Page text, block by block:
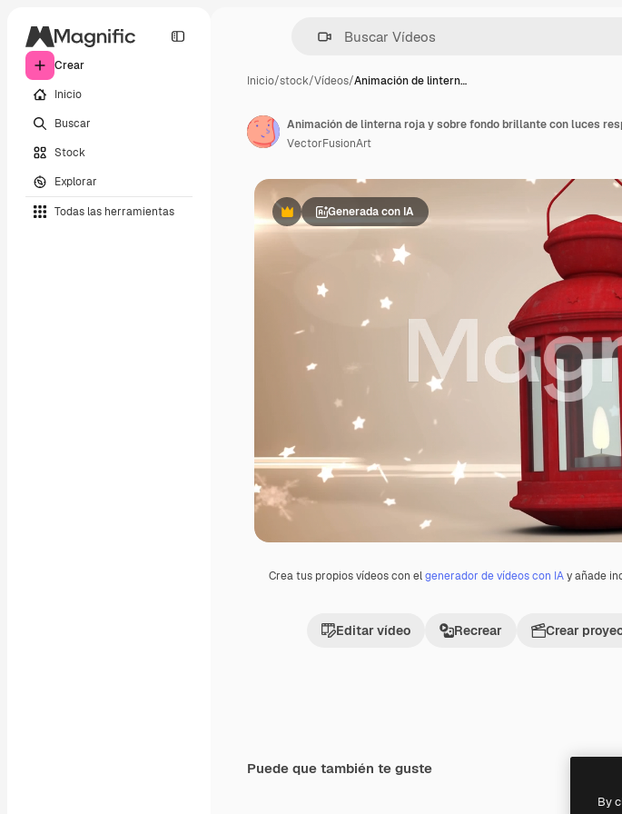
Crear
Inicio
Buscar
Stock
Explorar
Todas las herramientas
Inicio/stock/Vídeos/Animación de lintern…
PremiumGenerada con IA
Crea tus propios vídeos con elgenerador de vídeos con IAy añade
Editar vídeo Recrear Crear
Animación de linterna roja y sobre fondo brillante con luces
VectorFusionArt
Puede que también te guste
By